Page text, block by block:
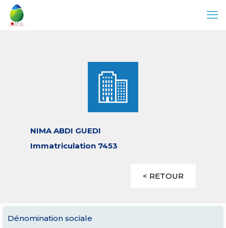
NIMA ABDI GUEDI
Immatriculation 7453
< RETOUR
Dénomination sociale